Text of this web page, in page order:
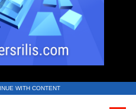
WITH CONTENT